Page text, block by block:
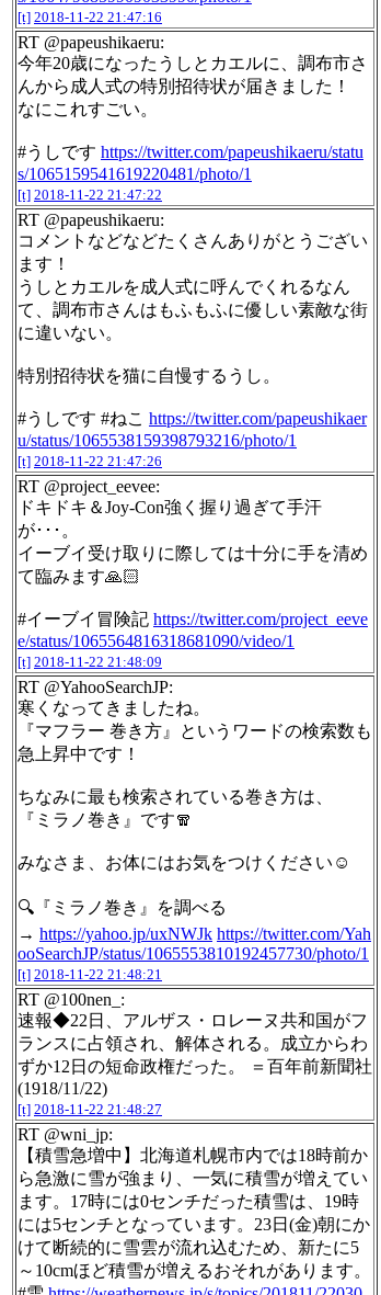
[t] 2018-11-22 21:47:16
RT @papeushikaeru:
今年20歳になったうしとカエルに、調布市さ
んから成人式の特別招待状が届きました！
なにこれすごい。
#うしです https://twitter.com/papeushikaeru/statu
s/1065159541619220481/photo/1
[t] 2018-11-22 21:47:22
RT @papeushikaeru:
コメントなどなどたくさんありがとうござい
ます！
うしとカエルを成人式に呼んでくれるなん
て、調布市さんはもふもふに優しい素敵な街
に違いない。
特別招待状を猫に自慢するうし。
#うしです #ねこ https://twitter.com/papeushikaer
u/status/1065538159398793216/photo/1
[t] 2018-11-22 21:47:26
RT @project_eevee:
ドキドキ＆Joy-Con強く握り過ぎて手汗
が･･･。
イーブイ受け取りに際しては十分に手を清め
て臨みます🙏🏻
#イーブイ冒険記 https://twitter.com/project_eeve
e/status/1065564816318681090/video/1
[t] 2018-11-22 21:48:09
RT @YahooSearchJP:
寒くなってきましたね。
『マフラー 巻き方』というワードの検索数も
急上昇中です！
ちなみに最も検索されている巻き方は、
『ミラノ巻き』です🧣
みなさま、お体にはお気をつけください☺️
🔍『ミラノ巻き』を調べる
→ https://yahoo.jp/uxNWJk https://twitter.com/Yah
ooSearchJP/status/1065553810192457730/photo/1
[t] 2018-11-22 21:48:21
RT @100nen_:
速報◆22日、アルザス・ロレーヌ共和国がフ
ランスに占領され、解体される。成立からわ
ずか12日の短命政権だった。 ＝百年前新聞社
(1918/11/22)
[t] 2018-11-22 21:48:27
RT @wni_jp:
【積雪急増中】北海道札幌市内では18時前か
ら急激に雪が強まり、一気に積雪が増えてい
ます。17時には0センチだった積雪は、19時
には5センチとなっています。23日(金)朝にか
けて断続的に雪雲が流れ込むため、新たに5
～10cmほど積雪が増えるおそれがあります。